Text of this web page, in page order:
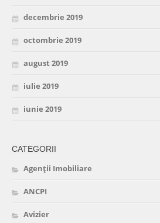
decembrie 2019
octombrie 2019
august 2019
iulie 2019
iunie 2019
CATEGORII
Agenții Imobiliare
ANCPI
Avizier